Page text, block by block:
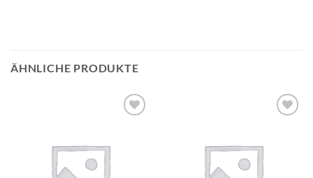
ÄHNLICHE PRODUKTE